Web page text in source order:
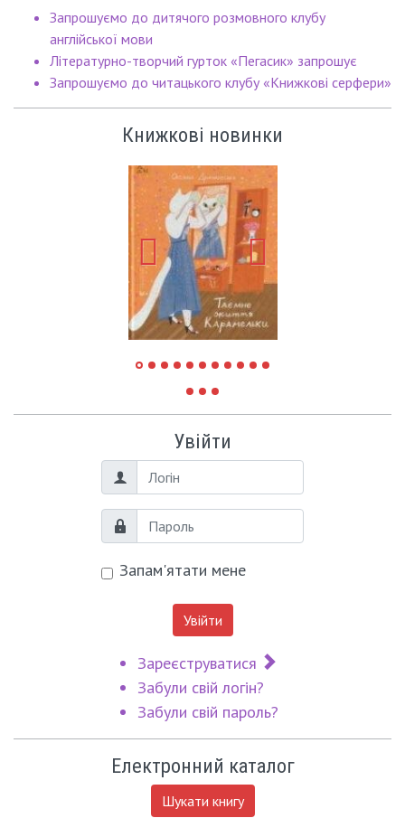
Запрошуємо до дитячого розмовного клубу
англійської мови
Літературно-творчий гурток «Пегасик» запрошує
Запрошуємо до читацького клубу «Книжкові серфери»
Книжкові новинки
Увійти
Логін
Пароль
Запам'ятати мене
Увійти
Зареєструватися
Забули свій логін?
Забули свій пароль?
Електронний каталог
Шукати книгу